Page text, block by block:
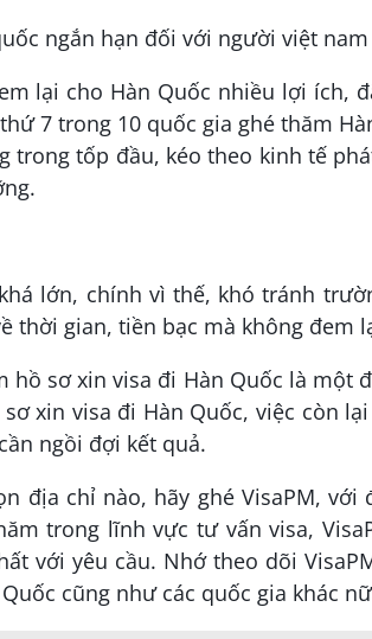
lại cho Hàn Quốc nhiều lợi ích,
7 trong 10 quốc gia ghé thăm
trong tốp đầu, kéo theo kinh tế
lớn, chính vì thế, khó tránh
thời gian, tiền bạc mà không đem
sơ xin visa đi Hàn Quốc là một
xin visa đi Hàn Quốc, việc còn
ngồi đợi kết quả.
địa chỉ nào, hãy ghé VisaPM, với
trong lĩnh vực tư vấn visa,
với yêu cầu. Nhớ theo dõi
cũng như các quốc gia khác